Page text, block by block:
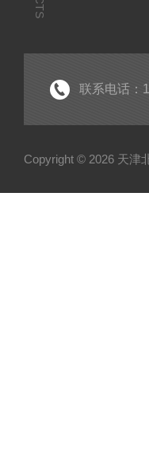
联系电话：
Copyright © 2026 天津